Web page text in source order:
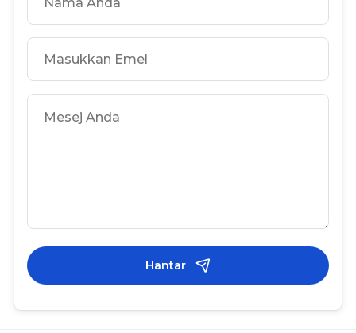
Hantar